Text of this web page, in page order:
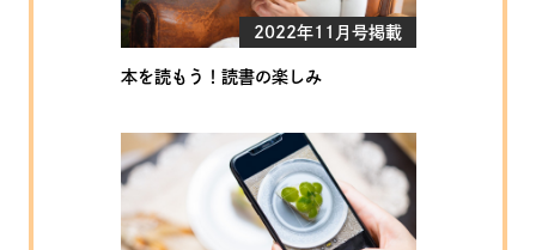
2022年11月号掲載
本を読もう！読書の楽しみ